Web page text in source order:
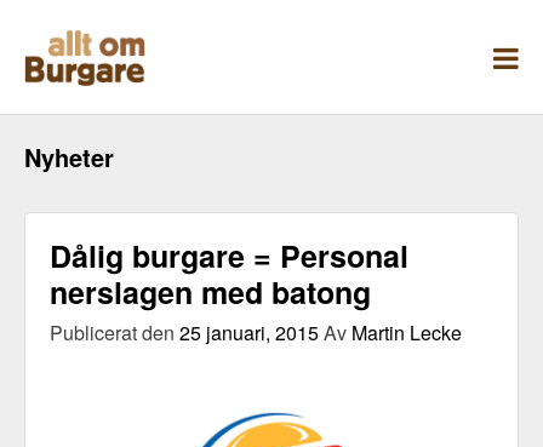
innehåll
Nyheter
Dålig burgare = Personal
nerslagen med batong
Publicerat den 25 januari, 2015Av Martin Lecke